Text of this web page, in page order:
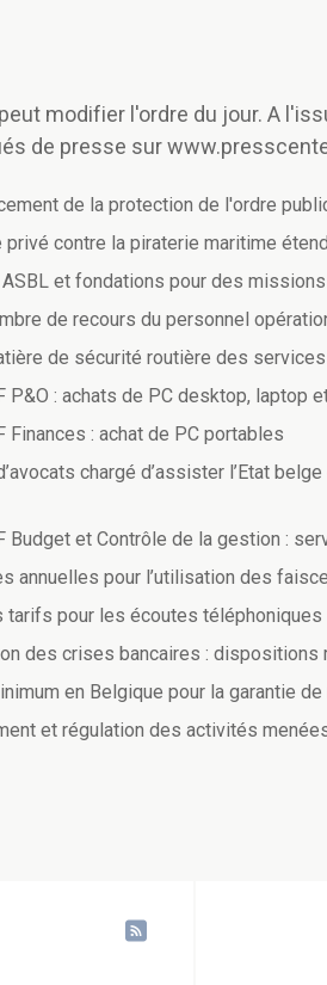
modifier l'ordre du jour. A
de presse sur
de la protection de l'ordre
contre la piraterie maritime
et fondations pour des
de recours du personnel
de sécurité routière des
P&O : achats de PC desktop, laptop
Finances : achat de PC portables
chargé d’assister l’Etat
Budget et Contrôle de la gestion :
annuelles pour l’utilisation des
tarifs pour les écoutes téléphoniques
des crises bancaires : dispositions
en Belgique pour la garantie
et régulation des activités